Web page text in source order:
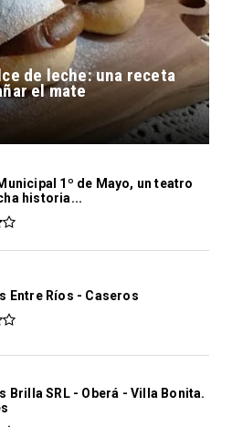
de leche: una receta
el mate
1º de Mayo, un teatro
historia...
Entre Ríos - Caseros
Brilla SRL - Oberá - Villa Bonita.